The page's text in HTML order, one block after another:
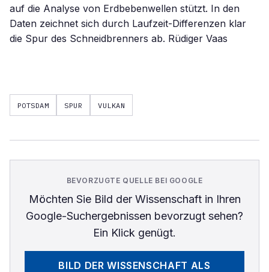
auf die Analyse von Erdbebenwellen stützt. In den
Daten zeichnet sich durch Laufzeit-Differenzen klar
die Spur des Schneidbrenners ab. Rüdiger Vaas
POTSDAM SPUR VULKAN
BEVORZUGTE QUELLE BEI GOOGLE
Möchten Sie Bild der Wissenschaftin Ihren
Google-Suchergebnissen bevorzugt sehen?
Ein Klick genügt.
BILD DER WISSENSCHAFT ALS